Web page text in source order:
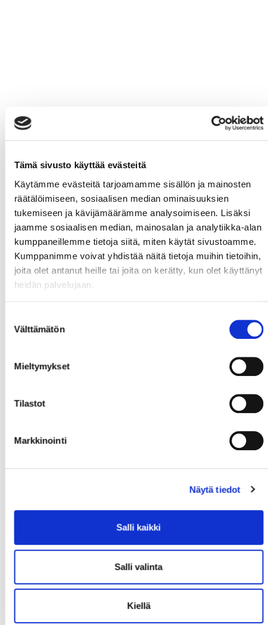
Tämä sivusto käyttää evästeitä
Käytämme evästeitä tarjoamamme sisällön ja mainosten
räätälöimiseen, sosiaalisen median ominaisuuksien
tukemiseen ja kävijämäärämme analysoimiseen. Lisäksi
jaamme sosiaalisen median, mainosalan ja analytiikka-alan
kumppaneillemme tietoja siitä, miten käytät sivustoamme.
Kumppanimme voivat yhdistää näitä tietoja muihin tietoihin,
joita olet antanut heille tai joita on kerätty, kun olet käyttänyt
heidän palvelujaan.
valinta
Välttämätön
Mieltymykset
Tilastot
Markkinointi
Näytä tiedot
Salli kaikki
Salli valinta
Kiellä